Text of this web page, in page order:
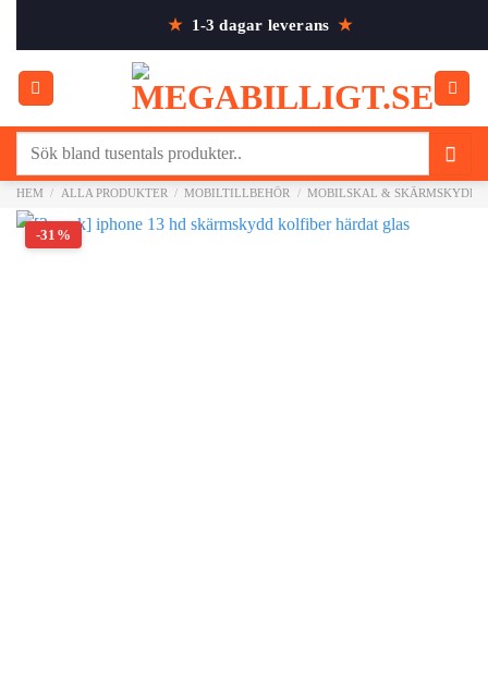
content
★ 1-3 dagar leverans ★
HEM / ALLA PRODUKTER / MOBILTILLBEHÖR / MOBILSKAL & SKÄRMSKYDD
-31%